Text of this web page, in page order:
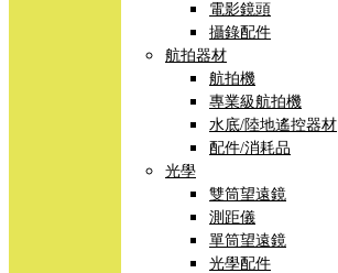
電影鏡頭
攝錄配件
航拍器材
航拍機
專業級航拍機
水底/陸地遙控器材
配件/消耗品
光學
雙筒望遠鏡
測距儀
單筒望遠鏡
光學配件